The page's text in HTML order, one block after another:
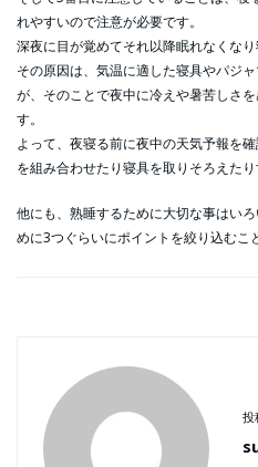
れやすいので注意が必要です。
深夜に目が覚めてそれ以降眠れなくな
その原因は、気温に適した寝具やパジ
が、そのことで夜中に冷えや暑苦しさ
す。
よって、夜寝る前に夜中の天気予報を
を組み合わせたり寝具を取りそろえた
他にも、熟睡するために大切な事はい
めに3つぐらいにポイントを絞り込むこ
投